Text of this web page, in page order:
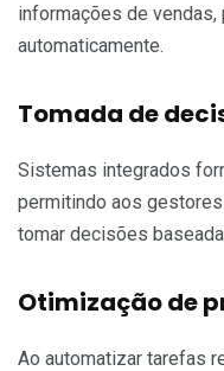
informações de
automaticamente.
Tomada de
Sistemas integrados
permitindo aos
tomar decisões
Otimização de
Ao automatizar tarefas